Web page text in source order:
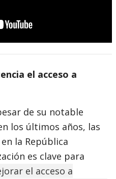
el acceso a
de su notable
los últimos años, las
la República
es clave para
el acceso a